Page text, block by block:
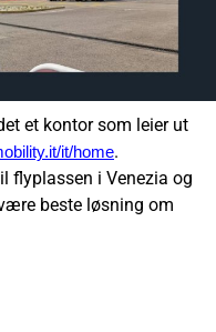
et kontor som leier ut
it/home.
flyplassen i Venezia og
beste løsning om